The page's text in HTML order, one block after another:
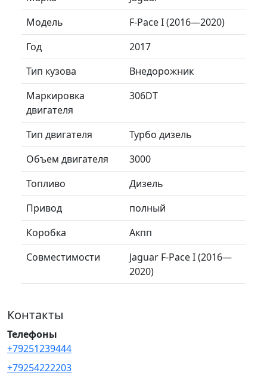
Модель
F-Pace I (2016—2020)
Год
2017
Тип кузова
Внедорожник
Маркировка
двигателя
306DT
Тип двигателя
Турбо дизель
Объем двигателя
3000
Топливо
Дизель
Привод
полный
Коробка
Акпп
Совместимости
Jaguar F-Pace I (2016—
2020)
Контакты
Телефоны
+79251239444
+79254222203